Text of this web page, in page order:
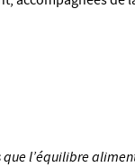
l’équilibre